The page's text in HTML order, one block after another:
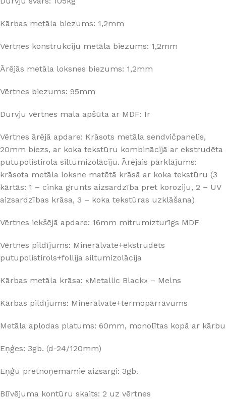
Kārbas metāla biezums: 1,2mm
Vērtnes konstrukciju metāla biezums: 1,2mm
Ārējās metāla loksnes biezums: 1,2mm
Vērtnes biezums: 95mm
Durvju vērtnes mala apšūta ar MDF: Ir
Vērtnes ārējā apdare: Krāsots metāla sendvičpanelis,
20mm biezs, ar koka tekstūru kombinācijā ar ekstrudēta
putupolistirola siltumizolāciju. Ārējais pārklājums:
krāsota metāla loksne matētā krāsā ar koka tekstūru (3
kārtās: 1 – cinka grunts aizsardzība pret koroziju, 2 – UV
aizsardzības krāsa, 3 – koka tekstūras uzklāšana)
Vērtnes iekšējā apdare: 16mm mitrumizturīgs MDF
Vērtnes pildījums: Minerālvate+ekstrudēts
putupolistirols+follija siltumizolācija
Kārbas metāla krāsa: «Metallic Black» – Melns
Kārbas pildījums: Minerālvate+termopārrāvums
Metāla aplodas platums: 60mm, monolītas kopā ar kārbu
Eņģes: 3gb. (d-24/120mm)
Eņģu pretnoņemamie aizsargi: 3gb.
Blīvējuma kontūru skaits: 2 uz vērtnes